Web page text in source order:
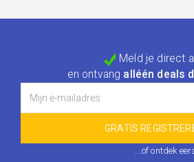
Meld je direct
en ontvang alléén deals
...of ontdek